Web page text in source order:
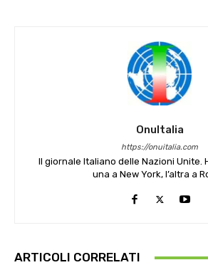
OnuItalia
https://onuitalia.com
Il giornale Italiano delle Nazioni Unite.
una a New York, l’altra a
ARTICOLI CORRELATI